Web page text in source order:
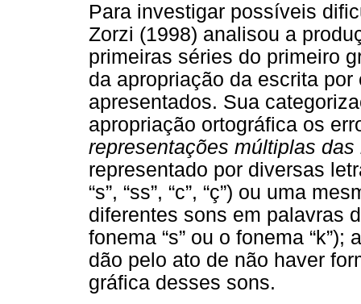
Para investigar possíveis
Zorzi (1998) analisou a
primeiras séries do primeiro
da apropriação da escrita
apresentados. Sua
apropriação ortográfica os
representações múltiplas das
representado por diversas
“s”, “ss”, “c”, “ç”) ou uma
diferentes sons em palavras
fonema “s” ou o fonema
dão pelo ato de não haver
gráfica desses sons.